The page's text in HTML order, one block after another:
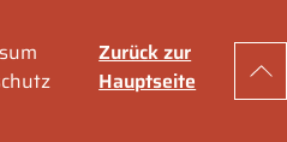
Zurück zur
Hauptseite